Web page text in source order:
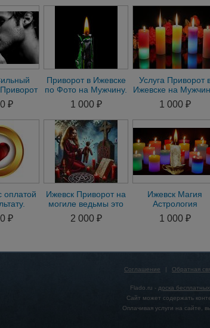
на
₽
Приворот в Ижевске
по Фото на Мужчину.
Приворот в Ижевске
на Женщину
1 000 ₽
Услуга Приворот
Ижевске на
Приворот на
Женщину по Фото
1 000 ₽
оплатой
без
₽
Ижевск Приворот на
могиле ведьмы это
древний обряд
любовь
2 000 ₽
Ижевск Магия
Астрология
Семейный
на Любимого
1 000 ₽
Соглашение | Обратная
Flado.ru - доска
Сайт может содержать
Оплачивая услуги на сайте,